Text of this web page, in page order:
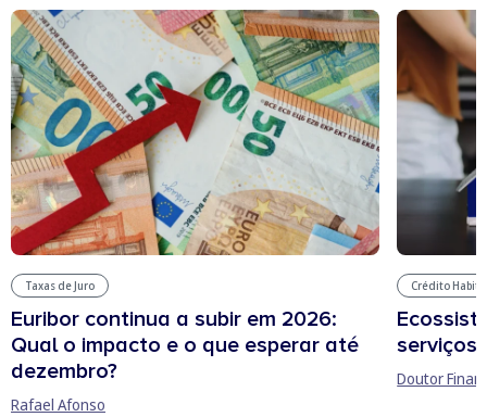
Taxas de Juro
Euribor continua a subir em 2026:
Qual o impacto e o que esperar até
dezembro?
Rafael Afonso
Crédito
serviços
Doutor